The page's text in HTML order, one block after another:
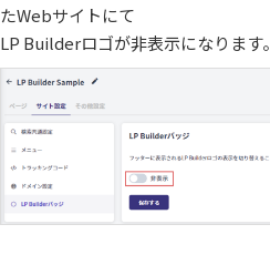
たWebサイトにて
LP Builderロゴが非表示になります。